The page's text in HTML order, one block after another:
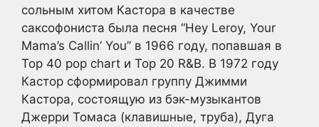
сольным хитом Кастора в качестве
саксофониста была песня “Hey Leroy, Your
Mama’s Callin’ You” в 1966 году, попавшая в
Top 40 pop chart и Top 20 R&B. В 1972 году
Кастор сформировал группу Джимми
Кастора, состоящую из бэк-музыкантов
Джерри Томаса (клавишные, труба), Дуга